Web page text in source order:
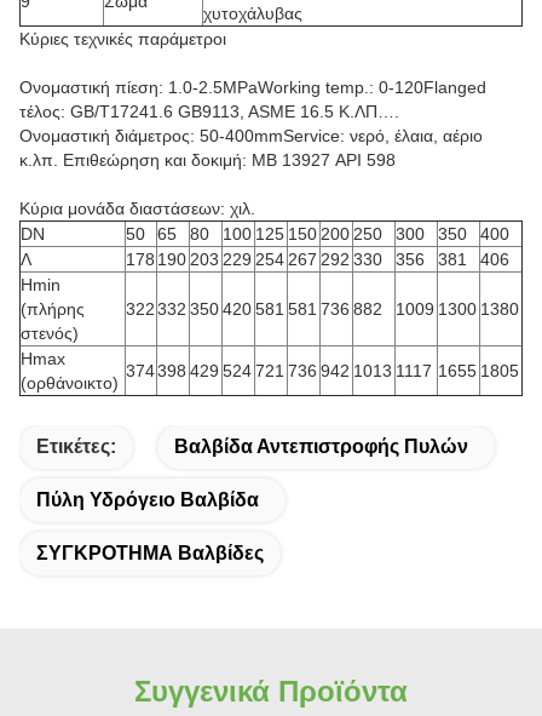
χυτοχάλυβας
Κύριες τεχνικές παράμετροι
Ονομαστική πίεση: 1.0-2.5MPaWorking temp.: 0-120Flanged
τέλος: GB/T17241.6 GB9113, ASME 16.5 Κ.ΛΠ….
Ονομαστική διάμετρος: 50-400mmService: νερό, έλαια, αέριο
κ.λπ. Επιθεώρηση και δοκιμή: ΜΒ 13927 API 598
Κύρια μονάδα διαστάσεων: χιλ.
DN
50 65 80 100 125 150 200 250 300 350
400
Λ
178 190 203 229 254 267 292 330 356 381
406
Hmin
(πλήρης
στενός)
322332 350420581 581 736 882 1009 1300 1380
Hmax
(ορθάνοικτο)
374398 429 524721 736 942 1013 1117 1655 1805
Ετικέτες: Βαλβίδα Αντεπιστροφής Πυλών
Πύλη Υδρόγειο Βαλβίδα
ΣΥΓΚΡΟΤΗΜΑ Βαλβίδες
Συγγενικά Προϊόντα